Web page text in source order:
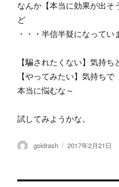
なんか【本当に効果が出そ
ど
・・・半信半疑になってい
【騙されたくない】気持ち
【やってみたい】気持ちで
本当に悩むな～
試してみようかな。
投
goldrash
投
2017年2月21日